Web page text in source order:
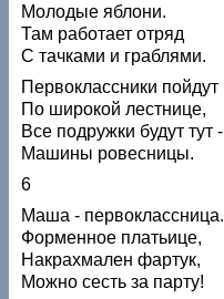
Молодые яблони.
Там работает отряд
С тачками и граблями.
Первоклассники пойдут
По широкой лестнице,
Все подружки будут тут -
Машины ровесницы.
6
Маша - первоклассница.
Форменное платьице,
Накрахмален фартук,
Можно сесть за парту!